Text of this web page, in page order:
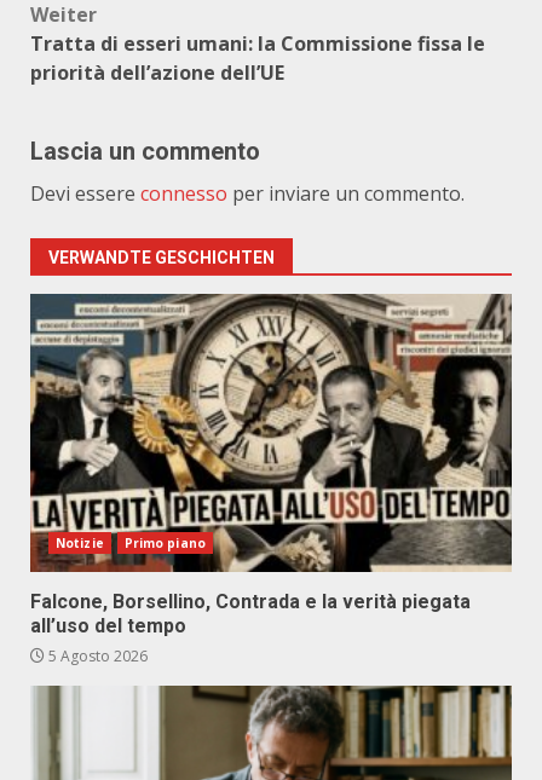
Weiter
Tratta di esseri umani: la Commissione fissa le
priorità dell’azione dell’UE
Lascia un commento
Devi essere connesso per inviare un commento.
VERWANDTE GESCHICHTEN
Notizie Primo piano
Falcone, Borsellino, Contrada e la verità piegata
all’uso del tempo
5 Agosto 2026